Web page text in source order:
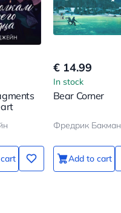
€ 14.99
In stock
Bear Corner
Фредрик Бакман
Add to cart